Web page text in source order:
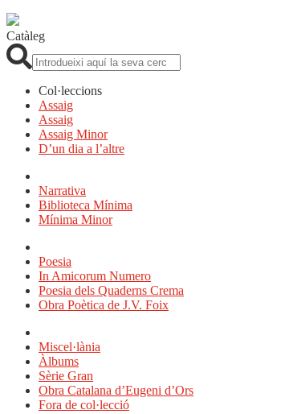
Catàleg
Col·leccions
Assaig
Assaig
Assaig Minor
D’un dia a l’altre
Narrativa
Biblioteca Mínima
Mínima Minor
Poesia
In Amicorum Numero
Poesia dels Quaderns Crema
Obra Poètica de J.V. Foix
Miscel·lània
Àlbums
Sèrie Gran
Obra Catalana d’Eugeni d’Ors
Fora de col·lecció